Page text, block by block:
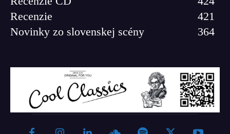
Recenzie
421
Novinky zo slovenskej scény
364